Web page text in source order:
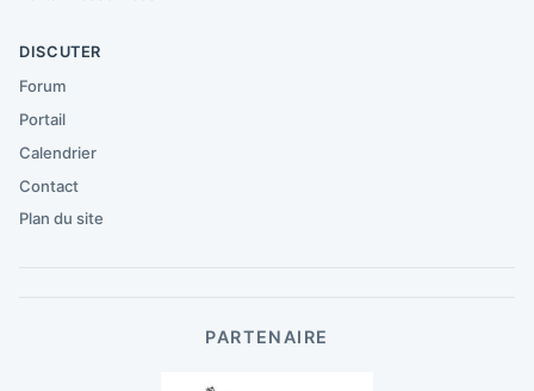
DISCUTER
Forum
Portail
Calendrier
Contact
Plan du site
PARTENAIRE